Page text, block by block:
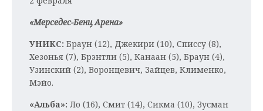
«Мерседес-Бенц Арена»
УНИКС: Браун (12), Джекири (10), Списсу (8),
Хезонья (7), Брэнтли (5), Канаан (5), Браун (4),
Узинский (2), Воронцевич, Зайцев, Клименко,
Мэйо.
«Альба»: Ло (16), Смит (14), Сикма (10), Зусман